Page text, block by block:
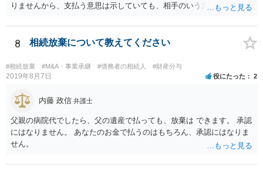
りませんから、支払う意思は示していても、相手のいう方法で支払わ
るかと思います。
8 相続放棄について教えてください
#相続放棄 #M&A・事業承継 #債務者の相続人 #財産分与
2019年8月7日 役にたった 2
内藤 政信 弁護士
父親の病院代でしたら、父の遺産で払っても、放棄は できます。 承認
にはなりません。 あなたのお金で払うのはもちろん、承認にはなりま
せん。